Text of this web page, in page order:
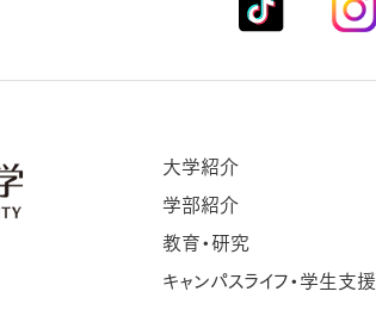
大学紹介
学部紹介
教育・研究
キャンパスライフ・学生支援